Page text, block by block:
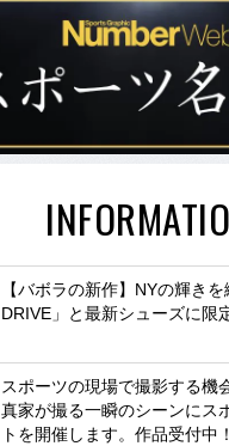
【バボラの新作】NYの輝き
DRIVE」と最新シューズに限
スポーツの現場で撮影する機
真家が撮る一瞬のシーンにス
トを開催します。作品受付中！